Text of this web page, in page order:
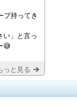
プ持ってき
い」と言っ
😅
っと見る